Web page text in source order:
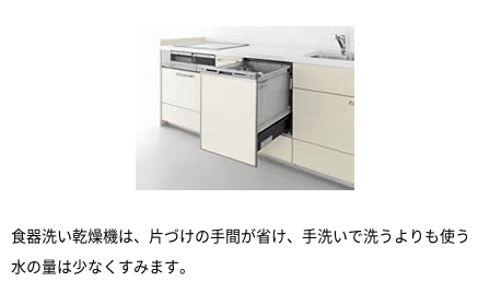
食器洗い乾燥機は、片づけの手間が省け、手洗いで洗うよりも使う
水の量は少なくすみます。